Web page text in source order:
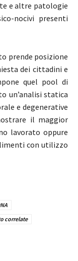
e altre patologie
nocivi presenti
prende posizione
dei cittadini e
quel pool di
un’analisi statica
e degenerative
il maggior
lavorato oppure
con utilizzo
correlate